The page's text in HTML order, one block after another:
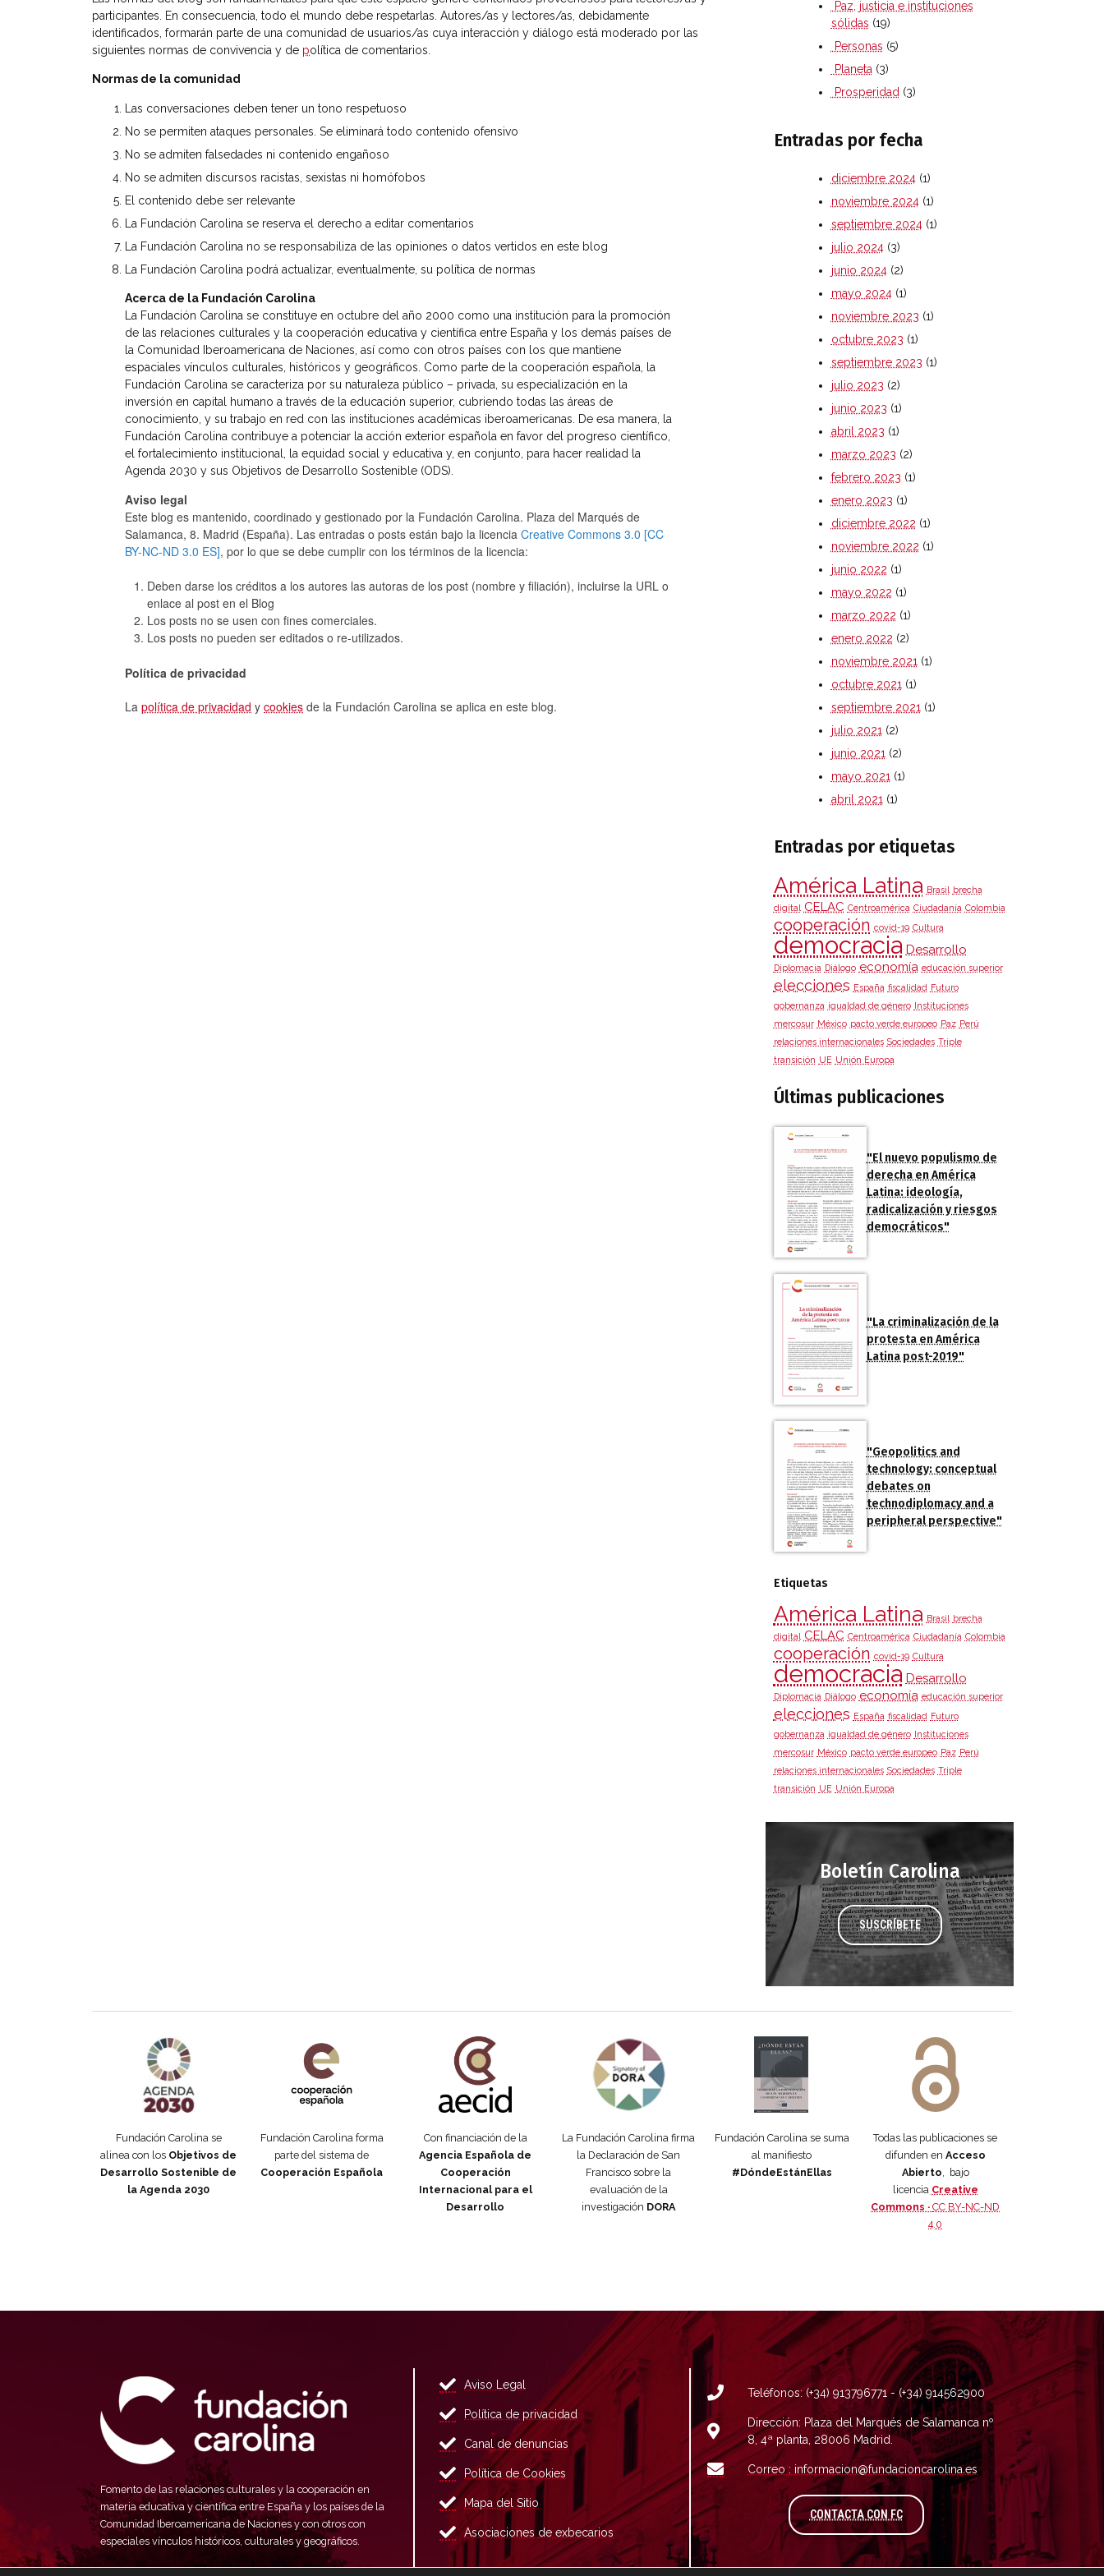
participantes. En consecuencia, todo el mundo debe respetarlas. Autores/as y lectores/as, debidamente
identificados, formarán parte de una comunidad de usuarios/as cuya interacción y diálogo está moderado por las
siguientes normas de convivencia y de política de comentarios.
Normas de la comunidad
Las conversaciones deben tener un tono respetuoso
No se permiten ataques personales. Se eliminará todo contenido ofensivo
No se admiten falsedades ni contenido engañoso
No se admiten discursos racistas, sexistas ni homófobos
El contenido debe ser relevante
La Fundación Carolina se reserva el derecho a editar comentarios
La Fundación Carolina no se responsabiliza de las opiniones o datos vertidos en este blog
La Fundación Carolina podrá actualizar, eventualmente, su política de normas
Acerca de la Fundación Carolina
La Fundación Carolina se constituye en octubre del año 2000 como una institución para la promoción
de las relaciones culturales y la cooperación educativa y científica entre España y los demás países de
la Comunidad Iberoamericana de Naciones, así como con otros países con los que mantiene
espaciales vínculos culturales, históricos y geográficos. Como parte de la cooperación española, la
Fundación Carolina se caracteriza por su naturaleza público – privada, su especialización en la
inversión en capital humano a través de la educación superior, cubriendo todas las áreas de
conocimiento, y su trabajo en red con las instituciones académicas iberoamericanas. De esa manera, la
Fundación Carolina contribuye a potenciar la acción exterior española en favor del progreso científico,
el fortalecimiento institucional, la equidad social y educativa y, en conjunto, para hacer realidad la
Agenda 2030 y sus Objetivos de Desarrollo Sostenible (ODS).
Aviso legal
Este blog es mantenido, coordinado y gestionado por la Fundación Carolina. Plaza del Marqués de
Salamanca, 8. Madrid (España). Las entradas o posts están bajo la licencia Creative Commons 3.0 [CC
BY-NC-ND 3.0 ES], por lo que se debe cumplir con los términos de la licencia:
Deben darse los créditos a los autores las autoras de los post (nombre y filiación), incluirse la URL o
enlace al post en el Blog
Los posts no se usen con fines comerciales.
Los posts no pueden ser editados o re-utilizados.
Política de privacidad
La política de privacidad y cookies de la Fundación Carolina se aplica en este blog.
Paz, justicia e instituciones
sólidas (19)
Personas (5)
Planeta (3)
Prosperidad (3)
Entradas por fecha
diciembre 2024(1)
noviembre 2024(1)
septiembre 2024(1)
julio 2024(3)
junio 2024(2)
mayo 2024(1)
noviembre 2023 (1)
octubre 2023 (1)
septiembre 2023 (1)
julio 2023 (2)
junio 2023 (1)
abril 2023 (1)
marzo 2023 (2)
febrero 2023 (1)
enero 2023 (1)
diciembre 2022 (1)
noviembre 2022 (1)
junio 2022 (1)
mayo 2022 (1)
marzo 2022 (1)
enero 2022 (2)
noviembre 2021 (1)
octubre 2021 (1)
septiembre 2021 (1)
julio 2021 (2)
junio 2021 (2)
mayo 2021 (1)
abril 2021 (1)
Entradas por etiquetas
América Latina Brasil brecha
digital CELAC Centroamérica Ciudadanía Colombia
cooperación covid-19 Cultura
democracia Desarrollo
Diplomacia Diálogo economía educación superior
elecciones España fiscalidad Futuro
gobernanza igualdad de género Instituciones
mercosur México pacto verde europeo Paz Perú
relaciones internacionales Sociedades Triple
transición UE Unión Europa
Últimas publicaciones
"El nuevo populismo de
derecha en América
Latina: ideología,
radicalización y riesgos
democráticos"
"La criminalización de la
protesta en América
Latina post-2019"
"Geopolitics and
technology: conceptual
debates on
technodiplomacy and a
peripheral perspective"
Etiquetas
América Latina Brasil brecha
digital CELAC Centroamérica Ciudadanía Colombia
cooperación covid-19 Cultura
democracia Desarrollo
Diplomacia Diálogo economía educación superior
elecciones España fiscalidad Futuro
gobernanza igualdad de género Instituciones
mercosur México pacto verde europeo Paz Perú
relaciones internacionales Sociedades Triple
transición UE Unión Europa
Boletín Carolina
SUSCRÍBETE
Fundación Carolina se
alinea con los Objetivos de
Desarrollo Sostenible de
la Agenda 2030
Fundación Carolina forma
parte del sistema de
Cooperación Española
Con financiación de la
Agencia Española de
Cooperación
Internacional para el
Desarrollo
La Fundación Carolina firma
la Declaración de San
Francisco sobre la
evaluación de la
investigación DORA
Fundación Carolina se suma
al manifiesto
#DóndeEstánEllas
Todas las publicaciones se
difunden en Acceso
Abierto, bajo
licencia Creative
Commons ·CC BY-NC-ND
4.0
Fomento de las relaciones culturales y la cooperación en
materia educativa y científica entre España y los países de la
Comunidad Iberoamericana de Naciones y con otros con
especiales vínculos históricos, culturales y geográficos.
Aviso Legal
Política de privacidad
Canal de denuncias
Política de Cookies
Mapa del Sitio
Asociaciones de exbecarios
Teléfonos: (+34) 913796771 - (+34) 914562900
Dirección: Plaza del Marqués de Salamanca nº
8, 4ª planta, 28006 Madrid.
Correo : informacion@fundacioncarolina.es
CONTACTA CON FCA TRAVÉS DEL FORMULARIO DE